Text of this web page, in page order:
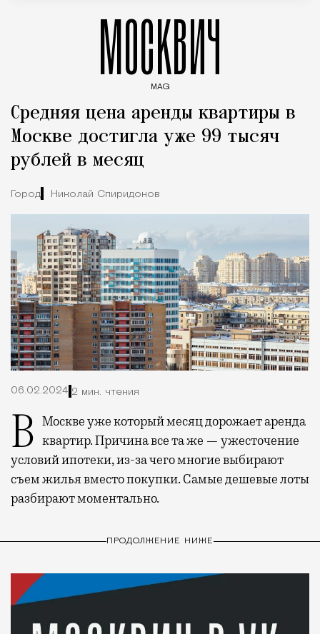
МОСКВИЧ
MAG
Средняя цена аренды квартиры в
Москве достигла уже 99 тысяч
рублей в месяц
Город Николай Спиридонов
06.02.2024 2 мин. чтения
В Москве уже который месяц дорожает аренда квартир. Причина все та же — ужесточение
условий ипотеки, из-за чего многие выбирают
съем жилья вместо покупки. Самые дешевые лоты
разбирают моментально.
ПРОДОЛЖЕНИЕ НИЖЕ